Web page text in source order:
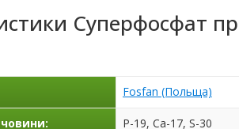
Суперфосфат
Fosfan (Польща)
P-19, Ca-17, S-30